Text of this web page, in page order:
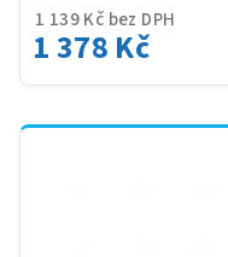
1 139 Kč bez DPH
1 378 Kč